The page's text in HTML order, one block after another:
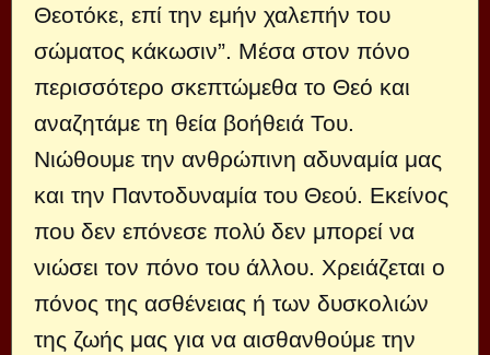
Θεοτόκε, επί την εμήν χαλεπήν του
σώματος κάκωσιν”. Μέσα στον πόνο
περισσότερο σκεπτώμεθα το Θεό και
αναζητάμε τη θεία βοήθειά Του.
Νιώθουμε την ανθρώπινη αδυναμία μας
και την Παντοδυναμία του Θεού. Εκείνος
που δεν επόνεσε πολύ δεν μπορεί να
νιώσει τον πόνο του άλλου. Χρειάζεται ο
πόνος της ασθένειας ή των δυσκολιών
της ζωής μας για να αισθανθούμε την